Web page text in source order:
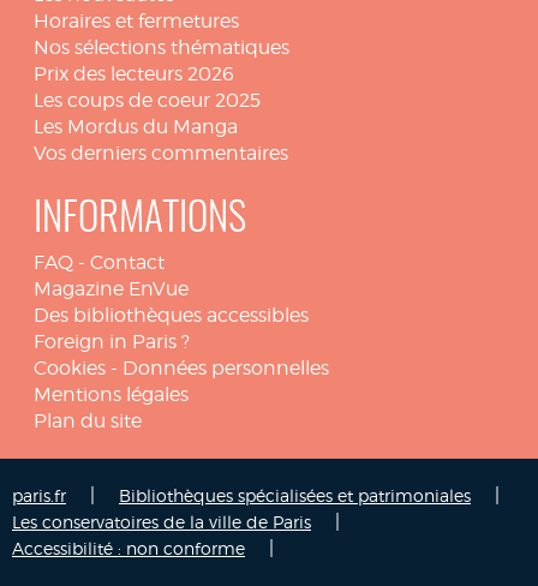
Horaires et fermetures
Nos sélections thématiques
Prix des lecteurs 2026
Les coups de coeur 2025
Les Mordus du Manga
Vos derniers commentaires
INFORMATIONS
FAQ - Contact
Magazine EnVue
Des bibliothèques accessibles
Foreign in Paris ?
Cookies - Données personnelles
Mentions légales
Plan du site
paris.fr Bibliothèques spécialisées et patrimoniales
Les conservatoires de la ville de Paris
Accessibilité : non conforme